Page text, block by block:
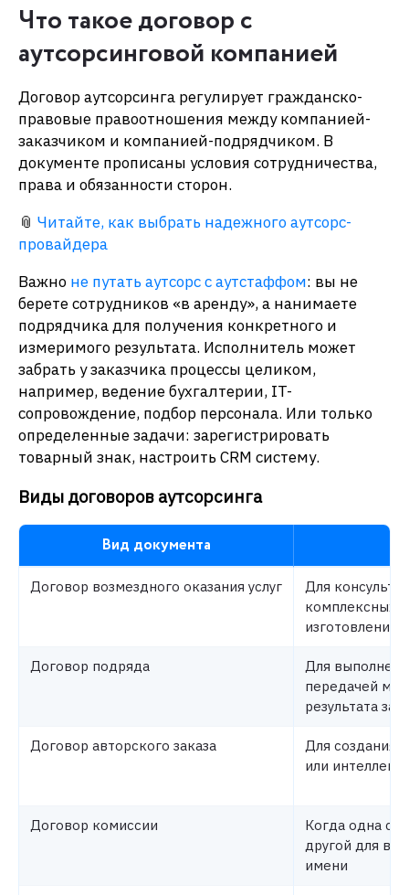
Что такое договор с
аутсорсинговой компанией
Договор аутсорсинга регулирует гражданско-
правовые правоотношения между компанией-
заказчиком и компанией-подрядчиком. В
документе прописаны условия сотрудничества,
права и обязанности сторон.
📎 Читайте, как выбрать надежного аутсорс-
провайдера
Важно не путать аутсорс с аутстаффом: вы не
берете сотрудников «в аренду», а нанимаете
подрядчика для получения конкретного и
измеримого результата. Исполнитель может
забрать у заказчика процессы целиком,
например, ведение бухгалтерии, IT-
сопровождение, подбор персонала. Или только
определенные задачи: зарегистрировать
товарный знак, настроить CRM систему.
Виды договоров аутсорсинга
Вид документа
Договор возмездного оказания услуг
Для
комплексных
Договор подряда
Для
передачей
результата
Договор авторского заказа
Для создания
или
Договор комиссии
Когда одна
другой для
имени